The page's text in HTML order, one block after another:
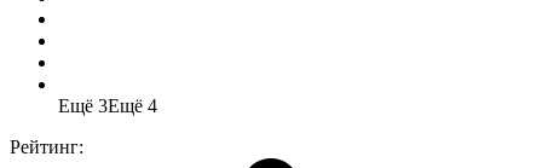
Ещё 3Ещё 4
Рейтинг: